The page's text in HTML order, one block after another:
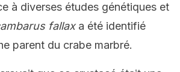
à diverses études génétiques et
fallaxa été identifié
parent du crabe marbré.